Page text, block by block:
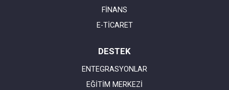
FİNANS
E-TİCARET
DESTEK
ENTEGRASYONLAR
EĞİTİM MERKEZİ